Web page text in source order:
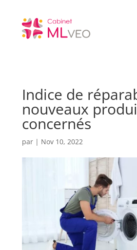
Indice de
nouveaux
concernés
par | Nov 10, 2022